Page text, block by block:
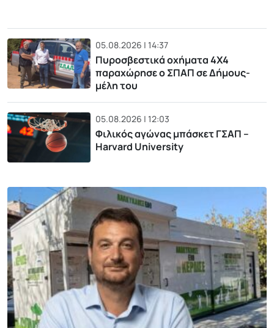
05.08.2026 | 14:37
Πυροσβεστικά οχήματα 4Χ4
παραχώρησε ο ΣΠΑΠ σε Δήμους-
μέλη του
05.08.2026 | 12:03
Φιλικός αγώνας μπάσκετ ΓΣΑΠ –
Harvard University